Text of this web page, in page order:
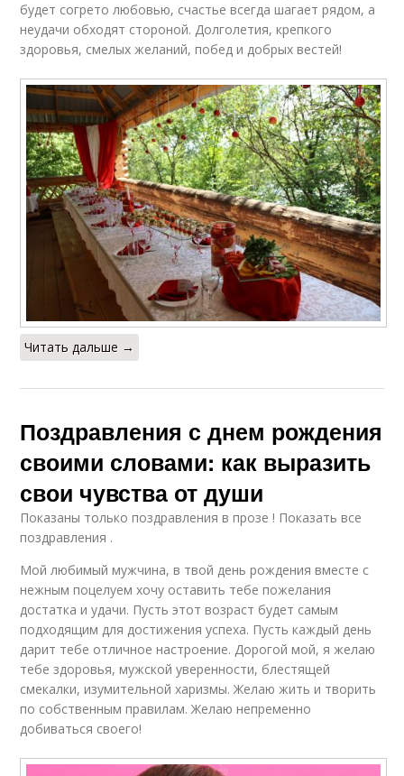
будет согрето любовью, счастье всегда шагает рядом, а
неудачи обходят стороной. Долголетия, крепкого
здоровья, смелых желаний, побед и добрых вестей!
Читать дальше →
Поздравления с днем рождения
своими словами: как выразить
свои чувства от души
Показаны только поздравления в прозе ! Показать все
поздравления .
Мой любимый мужчина, в твой день рождения вместе с
нежным поцелуем хочу оставить тебе пожелания
достатка и удачи. Пусть этот возраст будет самым
подходящим для достижения успеха. Пусть каждый день
дарит тебе отличное настроение. Дорогой мой, я желаю
тебе здоровья, мужской уверенности, блестящей
смекалки, изумительной харизмы. Желаю жить и творить
по собственным правилам. Желаю непременно
добиваться своего!